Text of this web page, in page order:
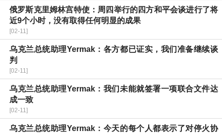
俄罗斯克里姆林宫特使：周四举行的四方和平会谈进行了将
近9个小时，没有取得任何明显的成果
[02-11]
乌克兰总统助理Yermak：各方都已证实，我们准备继续谈
判
[02-11]
乌克兰总统助理Yermak：我们未能就签署一项联合文件达
成一致
[02-11]
乌克兰总统助理Yermak：今天的每个人都表示了对停火协